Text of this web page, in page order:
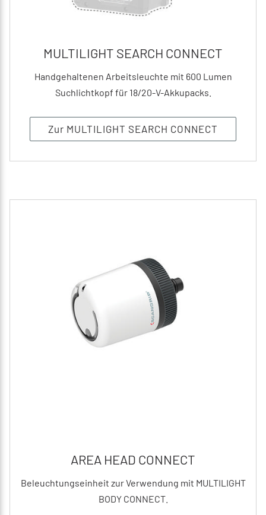
MULTILIGHT SEARCH CONNECT
Handgehaltenen Arbeitsleuchte mit 600 Lumen
Suchlichtkopf für 18/20-V-Akkupacks.
Zur MULTILIGHT SEARCH CONNECT
AREA HEAD CONNECT
Beleuchtungseinheit zur Verwendung mit MULTILIGHT
BODY CONNECT.